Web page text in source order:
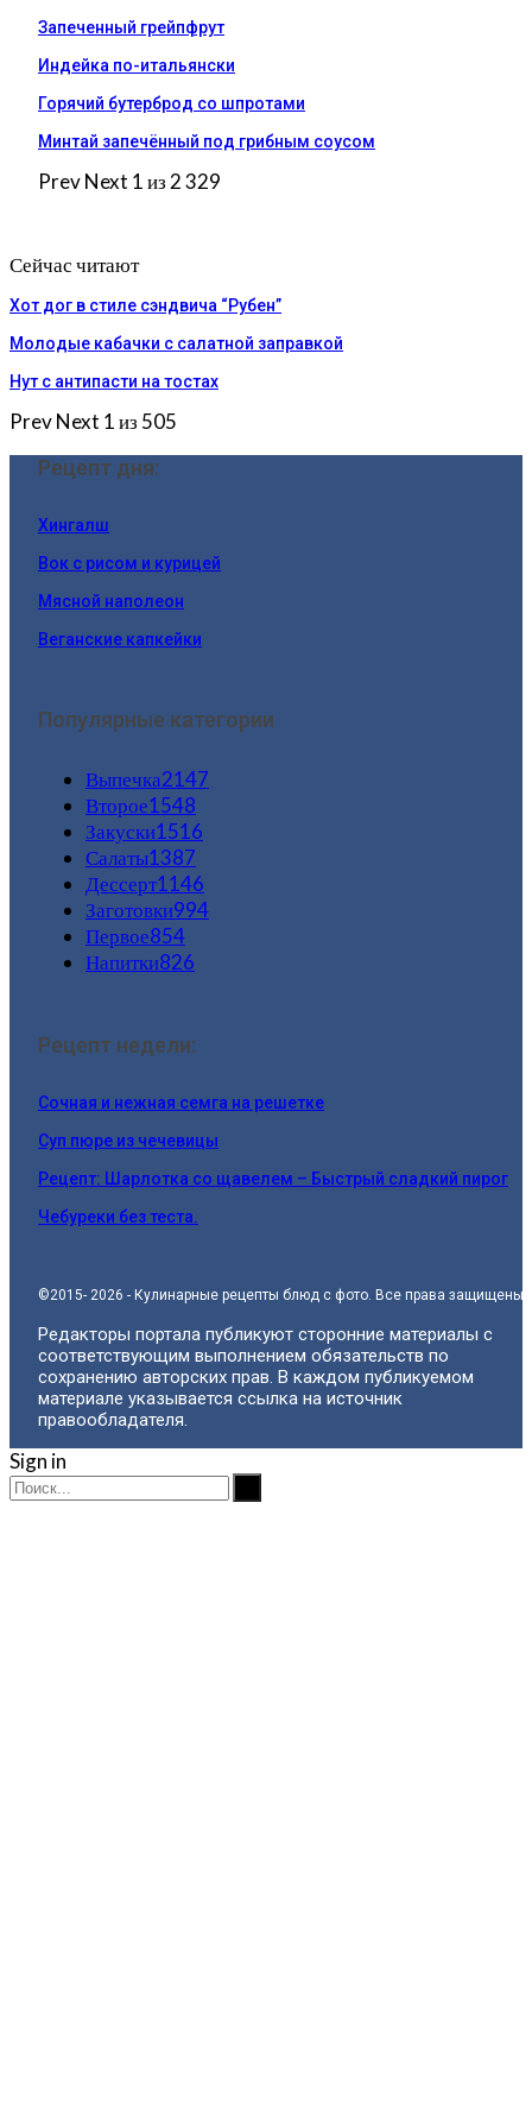
Запеченный грейпфрут
Индейка по-итальянски
Горячий бутерброд со шпротами
Минтай запечённый под грибным соусом
PrevNext 1 из 2 329
Сейчас читают
Хот дог в стиле сэндвича “Рубен”
Молодые кабачки с салатной заправкой
Нут с антипасти на тостах
PrevNext 1 из 505
Рецепт дня:
Хингалш
Вок с рисом и курицей
Мясной наполеон
Веганские капкейки
Популярные категории
Выпечка2147
Второе1548
Закуски1516
Салаты1387
Дессерт1146
Заготовки994
Первое854
Напитки826
Рецепт недели:
Сочная и нежная семга на решетке
Суп пюре из чечевицы
Рецепт: Шарлотка со щавелем – Быстрый сладкий пирог
Чебуреки без теста.
©2015- 2026 - Кулинарные рецепты блюд с фото. Все права защищены.
Редакторы портала публикуют сторонние материалы с
соответствующим выполнением обязательств по
сохранению авторских прав. В каждом публикуемом
материале указывается ссылка на источник
правообладателя.
Sign in